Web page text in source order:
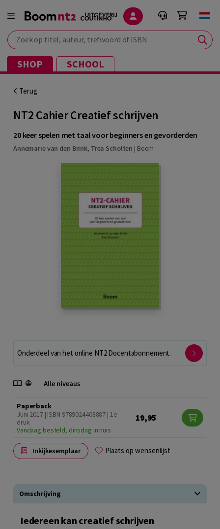
Zoek op titel, auteur, trefwoord of ISBN
SHOP SCHOOL
Terug
NT2 Cahier Creatief schrijven
20 keer spelen met taal voor beginners en gevorderden
Annemarie van den Brink, Trea Scholten | Boom
Onderdeel van het online NT2 Docentabonnement.
Paperback
Juni 2017 | ISBN 9789024408887 | 1e
druk
Vandaag besteld, dinsdag in huis
19,95
Inkijkexemplaar Plaats op wensenlijst
Omschrijving
Iedereen kan creatief schrijven